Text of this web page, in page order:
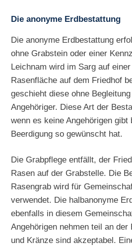
Die anonyme Erdbestattung
Die anonyme Erdbestattung
ohne Grabstein oder einer
Leichnam wird im Sarg auf
Rasenfläche auf dem Friedhof
geschieht diese ohne
Angehöriger. Diese Art der
wenn es keine Angehörigen gibt
Beerdigung so gewünscht hat.
Die Grabpflege entfällt, der
Rasen auf der Grabstelle. Die
Rasengrab wird für
verwendet. Die halbanonyme
ebenfalls in diesem
Angehörigen nehmen teil an der
und Kränze sind akzeptabel.